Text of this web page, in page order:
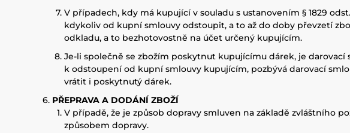
V případech, kdy má kupující v souladu s ustanovením § 1829
kdykoliv od kupní smlouvy odstoupit, a to až do doby převzetí
odkladu, a to bezhotovostně na účet určený kupujícím.
Je-li společně se zbožím poskytnut kupujícímu dárek, je
k odstoupení od kupní smlouvy kupujícím, pozbývá darovací
vrátit i poskytnutý dárek.
PŘEPRAVA A DODÁNÍ ZBOŽÍ
V případě, že je způsob dopravy smluven na základě zvláštního
způsobem dopravy.